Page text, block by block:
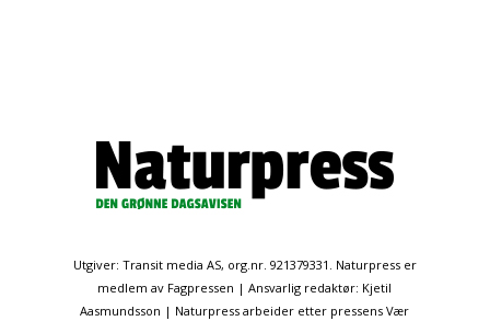
Utgiver: Transit media AS, org.nr. 921379331. Naturpress er
medlem av Fagpressen | Ansvarlig redaktør: Kjetil
Aasmundsson | Naturpress arbeider etter pressens Vær